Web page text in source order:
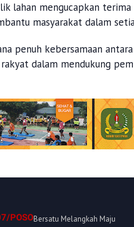
lahan mengucapkan
masyarakat dalam
penuh kebersamaan
dalam mendukung
POSOBersatu Melangkah Maju